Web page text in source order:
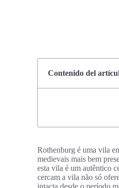
Contenido del
Rothenburg é uma vila
medievais mais bem
esta vila é um autêntico
cercam a vila não só